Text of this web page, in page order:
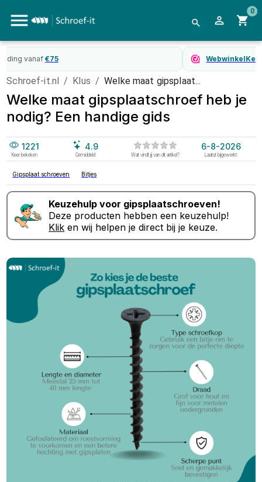
0
WebwinkelKeur
Schroef-it.nl / Klus / Welke maat gipsplaat...
Welke maat gipsplaatschroef heb je
nodig? Een handige gids
1221
Keer bekeken
4.9
Gemiddeld Wat vindt jij van dit artikel?
6-8-2026
Laatst bijgewerkt:
Gipsplaat schroeven Bitjes
Keuzehulp voor gipsplaatschroeven!
Deze producten hebben een keuzehulp!
Klik en wij helpen je direct bij je keuze.